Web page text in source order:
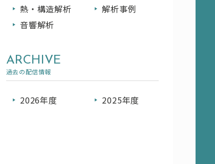
熱・構造解析
解析事例
音響解析
ARCHIVE
過去の配信情報
2026年度 2025年度